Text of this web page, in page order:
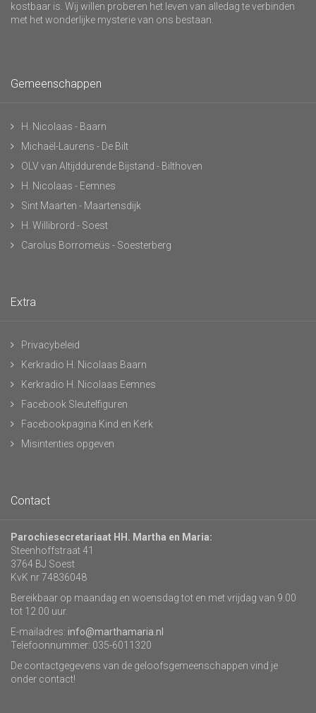
kostbaar is. Wij willen proberen het leven van alledag te verbinden
met het wonderlijke mysterie van ons bestaan.
Gemeenschappen
H. Nicolaas - Baarn
Michaël-Laurens - De Bilt
OLV van Altijddurende Bijstand - Bilthoven
H. Nicolaas - Eemnes
Sint Maarten - Maartensdijk
H. Willibrord - Soest
Carolus Borromeüs - Soesterberg
Extra
Privacybeleid
Kerkradio H. Nicolaas Baarn
Kerkradio H. Nicolaas Eemnes
Facebook Sleutelfiguren
Facebookpagina Kind en Kerk
Misintenties opgeven
Contact
Parochiesecretariaat HH. Martha en Maria:
Steenhoffstraat 41
3764 BJ Soest
KvK nr 74836048
Bereikbaar op maandag en woensdag tot en met vrijdag van 9.00
tot 12.00 uur.
E-mailadres: info@marthamaria.nl
Telefoonnummer: 035-6011320
De contactgegevens van de geloofsgemeenschappen vind je
onder contact!